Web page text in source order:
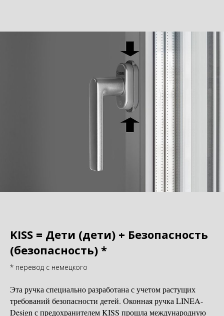
KISS = Дети (дети) + Безопасность
(безопасность) *
* перевод с немецкого
Эта ручка специально разработана с учетом растущих
требований безопасности детей. Оконная ручка LINEA-
Design с предохранителем KISS прошла международную